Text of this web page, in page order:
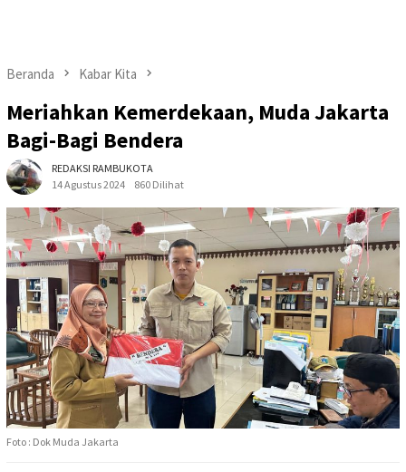
Beranda Kabar Kita
Meriahkan Kemerdekaan, Muda Jakarta
Bagi-Bagi Bendera
REDAKSI RAMBUKOTA
14 Agustus 2024
860 Dilihat
Foto : Dok Muda Jakarta